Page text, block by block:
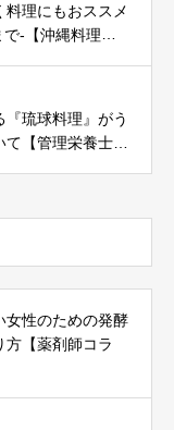
理にもおススメ
-【沖縄料理研
琉球料理』がう
【管理栄養士コ
女性のための発酵
方【薬剤師コラ